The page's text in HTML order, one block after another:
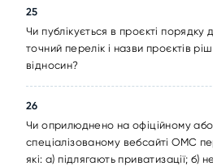
25
Чи публікується в проєкті порядку
точний перелік і назви проєктів
відносин?
26
Чи оприлюднено на офіційному
спеціалізованому вебсайті ОМС
які: а) підлягають приватизації; б)